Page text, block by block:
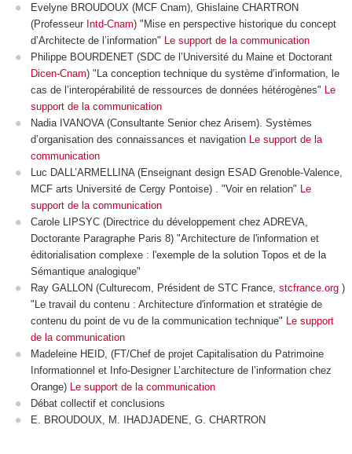
Evelyne BROUDOUX (MCF Cnam), Ghislaine CHARTRON
(Professeur Intd-Cnam) "Mise en perspective historique du concept
d’Architecte de l’information"
Le support de la communication
Philippe BOURDENET (SDC de l’Université du Maine et Doctorant
Dicen-Cnam) "La conception technique du système d’information, le
cas de l’interopérabilité de ressources de données hétérogènes"
Le
support de la communication
Nadia IVANOVA (Consultante Senior chez Arisem). Systèmes
d’organisation des connaissances et navigation
Le support de la
communication
Luc DALL’ARMELLINA (Enseignant design ESAD Grenoble-Valence,
MCF arts Université de Cergy Pontoise) . "Voir en relation"
Le
support de la communication
Carole LIPSYC (Directrice du développement chez ADREVA,
Doctorante Paragraphe Paris 8) "Architecture de l'information et
éditorialisation complexe : l'exemple de la solution Topos et de la
Sémantique analogique"
Ray GALLON (Culturecom, Président de STC France, stcfrance.org )
"Le travail du contenu : Architecture d'information et stratégie de
contenu du point de vu de la communication technique"
Le support
de la communication
Madeleine HEID, (FT/Chef de projet Capitalisation du Patrimoine
Informationnel et Info-Designer L’architecture de l’information chez
Orange)
Le support de la communication
Débat collectif et conclusions
E. BROUDOUX, M. IHADJADENE, G. CHARTRON